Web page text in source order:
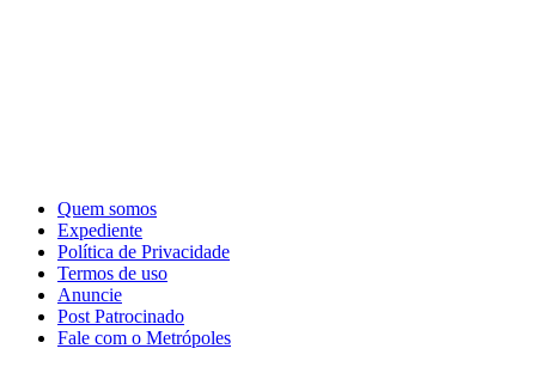
Quem somos
Expediente
Política de Privacidade
Termos de uso
Anuncie
Post Patrocinado
Fale com o Metrópoles